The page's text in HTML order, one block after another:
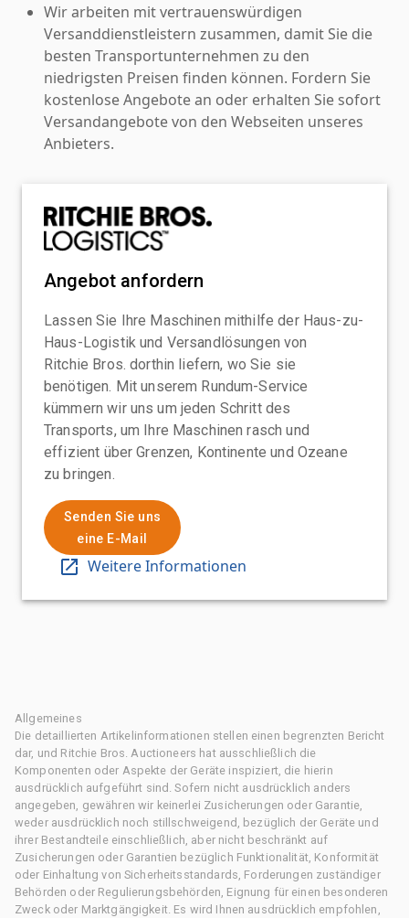
Wir arbeiten mit vertrauenswürdigen
Versanddienstleistern zusammen, damit Sie die
besten Transportunternehmen zu den
niedrigsten Preisen finden können. Fordern Sie
kostenlose Angebote an oder erhalten Sie sofort
Versandangebote von den Webseiten unseres
Anbieters.
Angebot anfordern
Lassen Sie Ihre Maschinen mithilfe der Haus-zu-
Haus-Logistik und Versandlösungen von
Ritchie Bros. dorthin liefern, wo Sie sie
benötigen. Mit unserem Rundum-Service
kümmern wir uns um jeden Schritt des
Transports, um Ihre Maschinen rasch und
effizient über Grenzen, Kontinente und Ozeane
zu bringen.
Senden Sie uns
eine E-Mail
Weitere Informationen
Allgemeines
Die detaillierten Artikelinformationen stellen einen begrenzten Bericht
dar, und Ritchie Bros. Auctioneers hat ausschließlich die
Komponenten oder Aspekte der Geräte inspiziert, die hierin
ausdrücklich aufgeführt sind. Sofern nicht ausdrücklich anders
angegeben, gewähren wir keinerlei Zusicherungen oder Garantie,
weder ausdrücklich noch stillschweigend, bezüglich der Geräte und
ihrer Bestandteile einschließlich, aber nicht beschränkt auf
Zusicherungen oder Garantien bezüglich Funktionalität, Konformität
oder Einhaltung von Sicherheitsstandards, Forderungen zuständiger
Behörden oder Regulierungsbehörden, Eignung für einen besonderen
Zweck oder Marktgängigkeit. Es wird Ihnen ausdrücklich empfohlen,